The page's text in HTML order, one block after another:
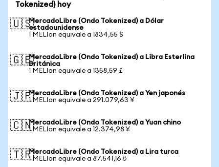
Tokenized) hoy
🇺🇸MercadoLibre (Ondo Tokenized) a Dólar
estadounidense
1 MELIon equivale a 1834,55 $
🇬🇧MercadoLibre (Ondo Tokenized) a Libra Esterlina
Británica
1 MELIon equivale a 1358,59 £
🇯🇵MercadoLibre (Ondo Tokenized) a Yen japonés
1 MELIon equivale a 291.079,63 ¥
🇨🇳MercadoLibre (Ondo Tokenized) a Yuan chino
1 MELIon equivale a 12.374,98 ¥
🇹🇷MercadoLibre (Ondo Tokenized) a Lira turca
1 MELIon equivale a 87.541,16 ₺